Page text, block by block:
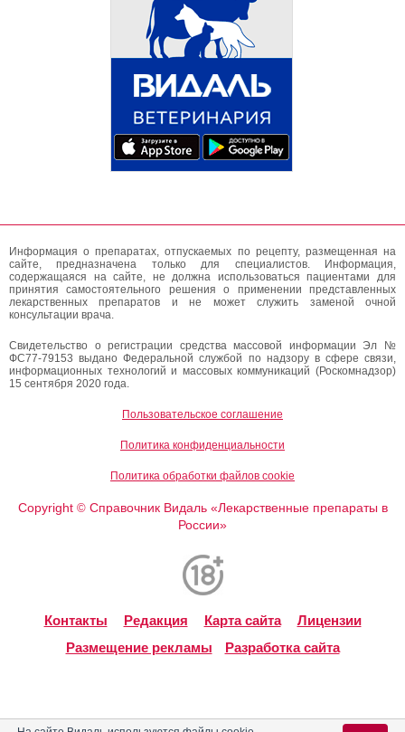
Информация о препаратах, отпускаемых по рецепту, размещенная на
сайте, предназначена только для специалистов. Информация,
содержащаяся на сайте, не должна использоваться пациентами для
принятия самостоятельного решения о применении представленных
лекарственных препаратов и не может служить заменой очной
консультации врача.
Свидетельство о регистрации средства массовой информации Эл №
ФС77-79153 выдано Федеральной службой по надзору в сфере связи,
информационных технологий и массовых коммуникаций (Роскомнадзор)
15 сентября 2020 года.
Пользовательское соглашение
Политика конфиденциальности
Политика обработки файлов cookie
Copyright ©Справочник Видаль «Лекарственные препараты в
России»
Контакты Редакция Карта сайта
Лицензии
Размещение рекламы
Разработка сайта